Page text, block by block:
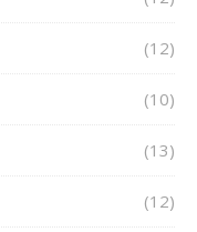
(12)
(10)
(13)
(12)